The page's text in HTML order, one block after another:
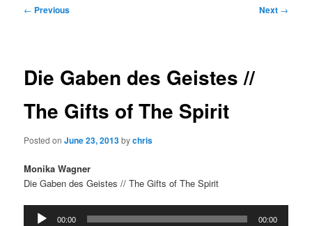
Post
← Previous Next →
Die Gaben des Geistes //
The Gifts of The Spirit
Posted onJune 23, 2013bychris
Monika Wagner
Die Gaben des Geistes // The Gifts of The Spirit
Audio
00:00 00:00